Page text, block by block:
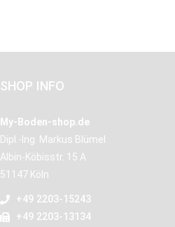
SHOP INFO
My-Boden-shop.de
Dipl.-Ing. Markus Blümel
Albin-Köbisstr. 15 A
51147 Köln
+49 2203-15243
+49 2203-13134